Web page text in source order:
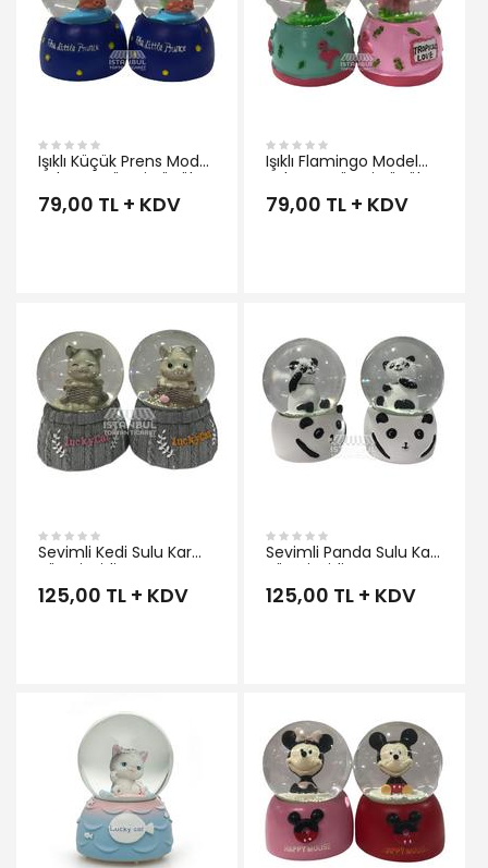
Işıklı Küçük Prens Model
Sulu Kar Küresi Küçük
79,00 TL + KDV
Işıklı Flamingo Model
Sulu Kar Küresi Küçük
79,00 TL + KDV
Sevimli Kedi Sulu Kar
Küresi Midi Boy
125,00 TL + KDV
İNCELE
Sevimli Panda Sulu Kar
Küresi Midi Boy
125,00 TL + KDV